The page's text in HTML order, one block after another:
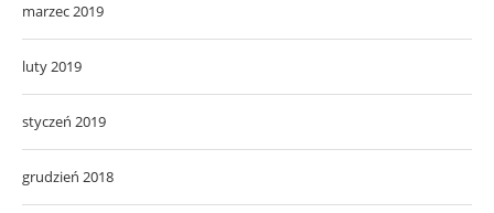
marzec 2019
luty 2019
styczeń 2019
grudzień 2018